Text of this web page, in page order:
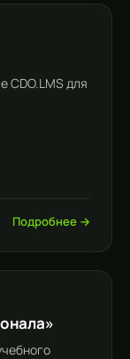
CDO.LMS для
Подробнее →